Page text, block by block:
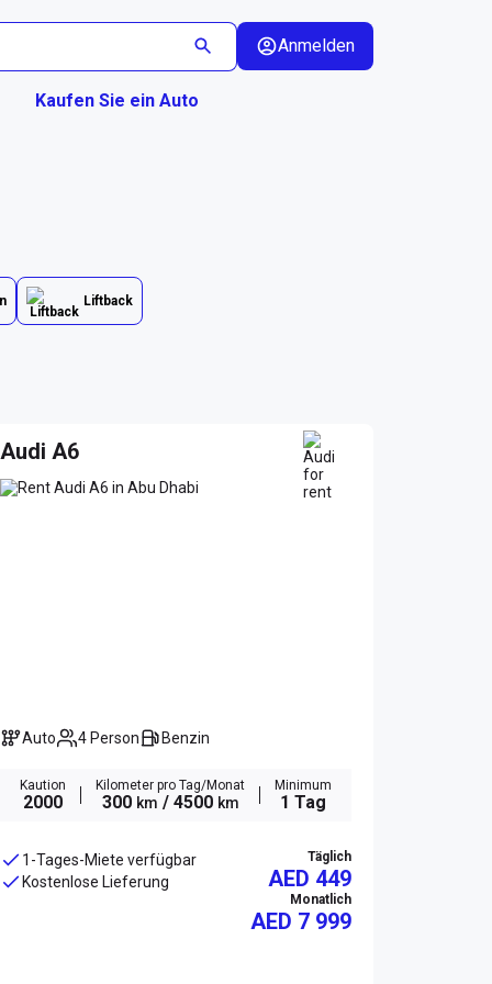
Anmelden
Kaufen Sie ein Auto
Liftback
Audi A6
Auto 4 Person Benzin
Kaution
2000
Kilometer pro Tag/Monat
300 km / 4500 km
Minimum
1 Tag
1-Tages-Miete verfügbar
Kostenlose Lieferung
Täglich
AED 449
Monatlich
AED 7 999